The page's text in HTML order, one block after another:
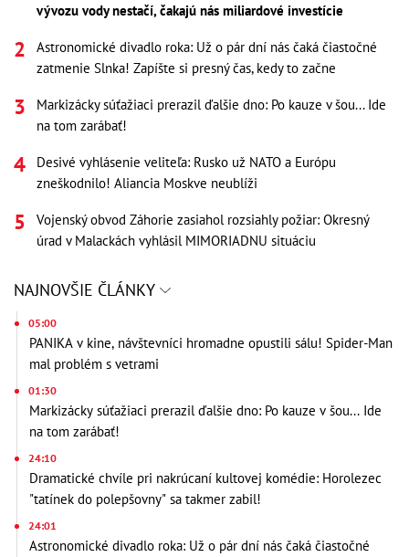
vývozu vody nestačí, čakajú nás miliardové investície
Astronomické divadlo roka: Už o pár dní nás čaká čiastočné
zatmenie Slnka! Zapíšte si presný čas, kedy to začne
Markizácky súťažiaci prerazil ďalšie dno: Po kauze v šou... Ide
na tom zarábať!
Desivé vyhlásenie veliteľa: Rusko už NATO a Európu
zneškodnilo! Aliancia Moskve neublíži
Vojenský obvod Záhorie zasiahol rozsiahly požiar: Okresný
úrad v Malackách vyhlásil MIMORIADNU situáciu
NAJNOVŠIE ČLÁNKY
05:00
PANIKA v kine, návštevníci hromadne opustili sálu! Spider-Man
mal problém s vetrami
01:30
Markizácky súťažiaci prerazil ďalšie dno: Po kauze v šou... Ide
na tom zarábať!
24:10
Dramatické chvíle pri nakrúcaní kultovej komédie: Horolezec
"tatínek do polepšovny" sa takmer zabil!
24:01
Astronomické divadlo roka: Už o pár dní nás čaká čiastočné